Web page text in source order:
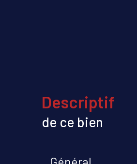
descriptif
de ce bien